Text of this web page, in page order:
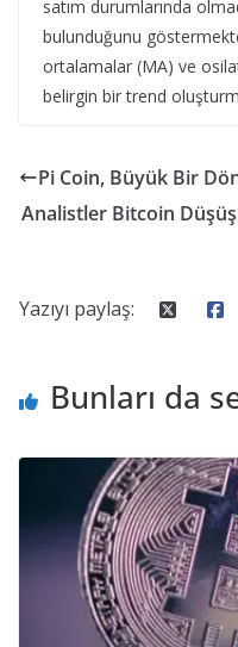
satım durumlarında
bulunduğunu
ortalamalar (MA) ve
belirgin bir trend
Pi Coin, Büyük Bir
Analistler Bitcoin
Yazıyı paylaş:
Bunları da